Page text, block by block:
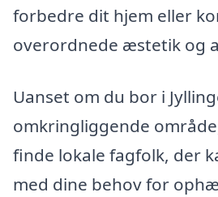
forbedre dit hjem eller
overordnede æstetik og
Uanset om du bor i
omkringliggende
finde lokale fagfolk, der
med dine behov for